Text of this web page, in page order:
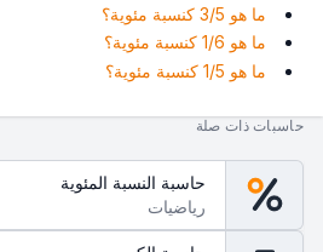
ما هو 3/5 كنسبة مئوية؟
ما هو 1/6 كنسبة مئوية؟
ما هو 1/5 كنسبة مئوية؟
حاسبات ذات صلة
حاسبة النسبة المئوية
رياضيات